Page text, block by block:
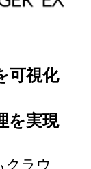
可視化
を実現
クラウ